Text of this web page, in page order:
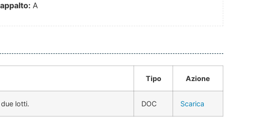
A
Tipo Azione
lotti. DOC Scarica